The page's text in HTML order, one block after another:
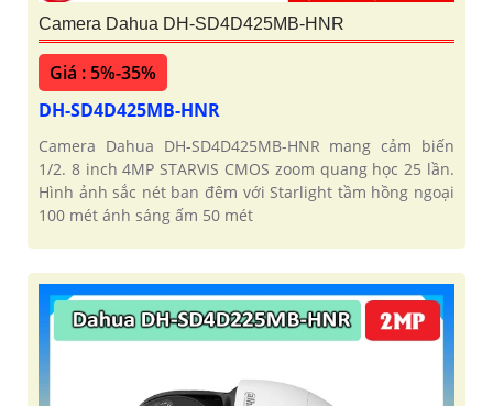
Camera Dahua DH-SD4D425MB-HNR
Giá : 5%-35%
DH-SD4D425MB-HNR
Camera Dahua DH-SD4D425MB-HNR mang cảm biến
1/2. 8 inch 4MP STARVIS CMOS zoom quang học 25 lần.
Hình ảnh sắc nét ban đêm với Starlight tầm hồng ngoại
100 mét ánh sáng ấm 50 mét